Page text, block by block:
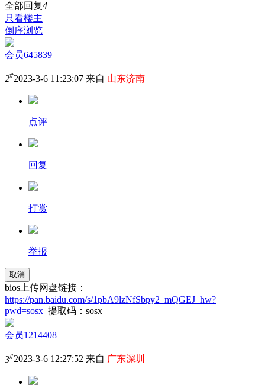
全部回复4
只看楼主
倒序浏览
会员645839
2#2023-3-6 11:23:07 来自 山东济南
点评
回复
打赏
举报
取消
bios上传网盘链接：
https://pan.baidu.com/s/1pbA9lzNfSbpy2_mQGEJ_hw?
pwd=sosx 提取码：sosx
会员1214408
3#2023-3-6 12:27:52 来自 广东深圳